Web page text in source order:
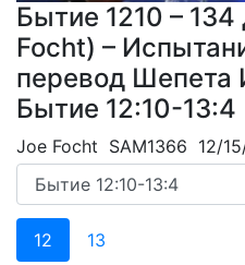
Бытие 1210 –
Focht) –
перевод Шепета
Бытие 12:10-13:4
Joe Focht SAM1366 12/
12
13